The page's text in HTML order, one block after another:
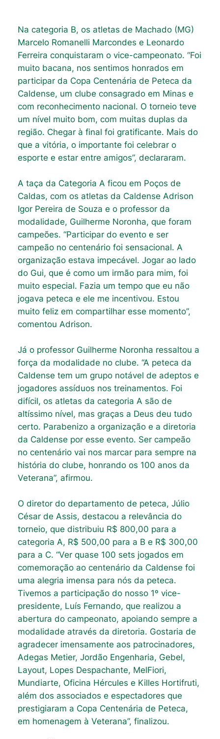
Na categoria B, os atletas de Machado (MG)
Marcelo Romanelli Marcondes e Leonardo
Ferreira conquistaram o vice-campeonato. “Foi
muito bacana, nos sentimos honrados em
participar da Copa Centenária de Peteca da
Caldense, um clube consagrado em Minas e
com reconhecimento nacional. O torneio teve
um nível muito bom, com muitas duplas da
região. Chegar à final foi gratificante. Mais do
que a vitória, o importante foi celebrar o
esporte e estar entre amigos”, declararam.
A taça da Categoria A ficou em Poços de
Caldas, com os atletas da Caldense Adrison
Igor Pereira de Souza e o professor da
modalidade, Guilherme Noronha, que foram
campeões. “Participar do evento e ser
campeão no centenário foi sensacional. A
organização estava impecável. Jogar ao lado
do Gui, que é como um irmão para mim, foi
muito especial. Fazia um tempo que eu não
jogava peteca e ele me incentivou. Estou
muito feliz em compartilhar esse momento”,
comentou Adrison.
Já o professor Guilherme Noronha ressaltou a
força da modalidade no clube. “A peteca da
Caldense tem um grupo notável de adeptos e
jogadores assíduos nos treinamentos. Foi
difícil, os atletas da categoria A são de
altíssimo nível, mas graças a Deus deu tudo
certo. Parabenizo a organização e a diretoria
da Caldense por esse evento. Ser campeão
no centenário vai nos marcar para sempre na
história do clube, honrando os 100 anos da
Veterana”, afirmou.
O diretor do departamento de peteca, Júlio
César de Assis, destacou a relevância do
torneio, que distribuiu R$ 800,00 para a
categoria A, R$ 500,00 para a B e R$ 300,00
para a C. “Ver quase 100 sets jogados em
comemoração ao centenário da Caldense foi
uma alegria imensa para nós da peteca.
Tivemos a participação do nosso 1º vice-
presidente, Luís Fernando, que realizou a
abertura do campeonato, apoiando sempre a
modalidade através da diretoria. Gostaria de
agradecer imensamente aos patrocinadores,
Adegas Metier, Jordão Engenharia, Gebel,
Layout, Lopes Despachante, MelFiori,
Mundiarte, Oficina Hércules e Killes Hortifruti,
além dos associados e espectadores que
prestigiaram a Copa Centenária de Peteca,
em homenagem à Veterana”, finalizou.